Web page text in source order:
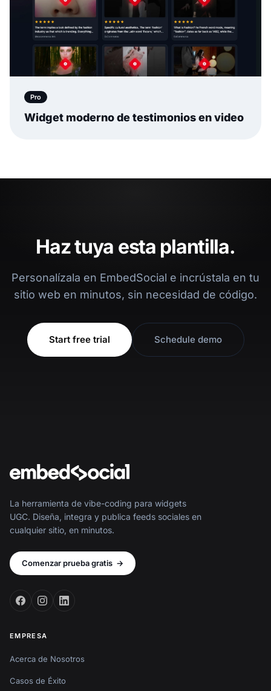
Pro
Widget moderno de testimonios en video
Haz tuya esta plantilla.
Personalízala en EmbedSocial e incrústala en tu
sitio web en minutos, sin necesidad de código.
Start free trial Schedule demo
La herramienta de vibe-coding para widgets
UGC. Diseña, integra y publica feeds sociales en
cualquier sitio, en minutos.
Comenzar prueba gratis →
EMPRESA
Acerca de Nosotros
Casos de Éxito